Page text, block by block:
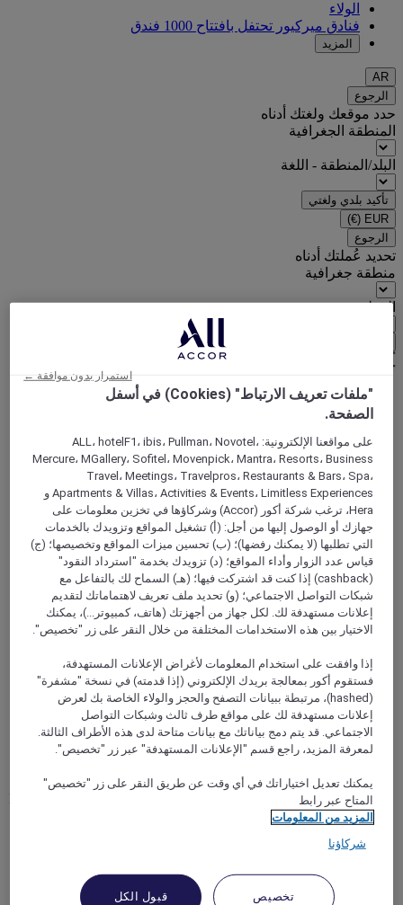
الولاء
فنادق ميركيور تحتفل بافتتاح 1000 فندق
المزيد
AR
الرجوع
حدد موقعك ولغتك أدناه
المنطقة الجغرافية
البلد/المنطقة - اللغة
تأكيد بلدي ولغتي
EUR
(€)
الرجوع
تحديد عُملتك أدناه
منطقة جغرافية
العملة
World
France
Loire Valley
INDRE-ET-LOIRE
Joue Les Tours
JOUE LES TOURS, فرنسا
Easily accessible from the A10, the Mercure Tours Sud Hotel,
located on the edge of Lake Bretonnières and close to
valley, a UNESCO World Heritage Site. Please note that our
January 6 to Friday, January 10, 2020. Thank you for your
understanding. Arnaud COCHET - Director
"ملفات تعريف الارتباط" (Cookies) في أسفل
الصفحة.
على مواقعنا الإلكترونية: ALL، hotelF1، ibis، Pullman، Novotel،
Mercure، MGallery، Sofitel، Movenpick، Mantra، Resorts، Business
Travel، Meetings، Travelpros، Restaurants & Bars، Spa،
Apartments & Villas، Activities & Events، Limitless Experiences و
Hera، ترغب شركة أكور (Accor) وشركاؤها في تخزين معلومات على
جهازك أو الوصول إليها من أجل: (أ) تشغيل المواقع وتزويدك بالخدمات
التي تطلبها (لا يمكنك رفضها)؛ (ب) تحسين ميزات المواقع وتخصيصها؛ (ج)
قياس عدد الزوار وأداء المواقع؛ (د) تزويدك بخدمة "استرداد النقود"
(cashback) إذا كنت قد اشتركت فيها؛ (هـ) السماح لك بالتفاعل مع
شبكات التواصل الاجتماعي؛ (و) تحديد ملف تعريف لاهتماماتك لتقديم
إعلانات مستهدفة لك. لكل جهاز من أجهزتك (هاتف، كمبيوتر...)، يمكنك
الاختيار بين هذه الاستخدامات المختلفة من خلال النقر على زر "تخصيص".
إذا وافقت على استخدام المعلومات لأغراض الإعلانات المستهدفة،
فستقوم أكور بمعالجة بريدك الإلكتروني (إذا قدمته) في نسخة "مشفرة"
(hashed)، مرتبطة ببيانات التصفح والحجز والولاء الخاصة بك لعرض
إعلانات مستهدفة لك على مواقع طرف ثالث وشبكات التواصل
الاجتماعي. قد يتم دمج بياناتك مع بيانات متاحة لدى هذه الأطراف الثالثة.
لمعرفة المزيد، راجع قسم "الإعلانات المستهدفة" عبر زر "تخصيص".
يمكنك تعديل اختياراتك في أي وقت عن طريق النقر على زر "تخصيص"
المتاح عبر رابط
المزيد من المعلومات
شركاؤنا
تخصيص قبول الكل
استمرار بدون موافقة ←